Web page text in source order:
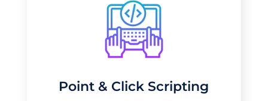
Point & Click Scripting